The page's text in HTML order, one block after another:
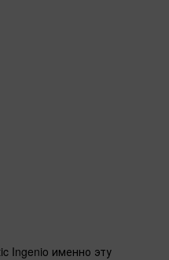
Ingenio именно эту